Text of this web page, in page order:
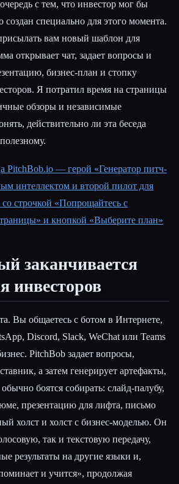
с тем, что инвестор мог бы
создан специально для этого момента.
вам новый шаблон для
открывает чат, задает вопросы и
бизнес-план и стопку
Я потратил время на страницы
обзоры и независимые
действительно ли эта беседа
PitchBob.io — герой «Генератор питч-
интеллектом и второй пилот для
строчкой «Попрощайтесь с
и кнопкой «Выберите план»
заканчивается
инвесторов
Вы общаетесь с ботом в Интернете,
Discord, Slack, WeChat или Teams
PitchBob задает вопросы,
а затем генерирует артефакты,
боятся собирать: слайд-палубу,
презентацию для лифта, письмо
холст и холст с бизнес-моделью. Он
так и текстовую передачу,
результаты на другие языки и,
и учится», продолжая